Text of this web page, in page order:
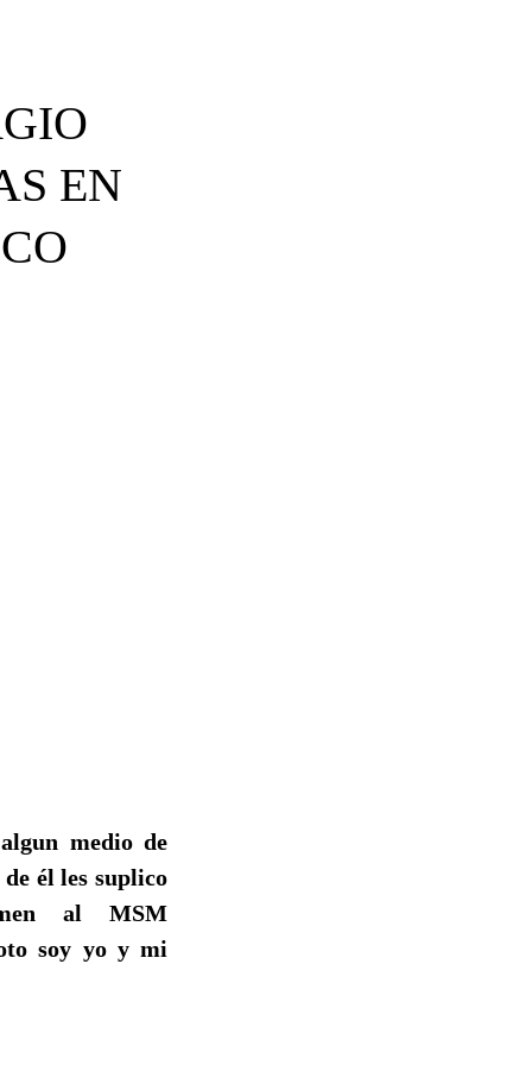
EN
medio de
él les suplico
al MSM
soy yo y mi